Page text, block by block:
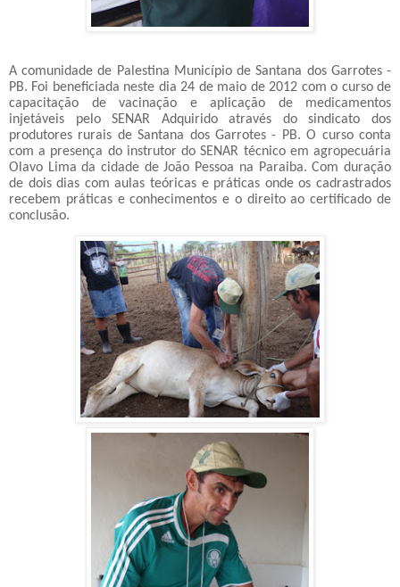
A comunidade de Palestina Município de Santana dos Garrotes -
PB. Foi beneficiada neste dia 24 de maio de 2012 com o curso de
capacitação de vacinação e aplicação de medicamentos
injetáveis pelo SENAR Adquirido através do sindicato dos
produtores rurais de Santana dos Garrotes - PB. O curso conta
com a presença do instrutor do SENAR técnico em agropecuária
Olavo Lima da cidade de João Pessoa na Paraiba. Com duração
de dois dias com aulas teóricas e práticas onde os cadrastrados
recebem práticas e conhecimentos e o direito ao certificado de
conclusão.